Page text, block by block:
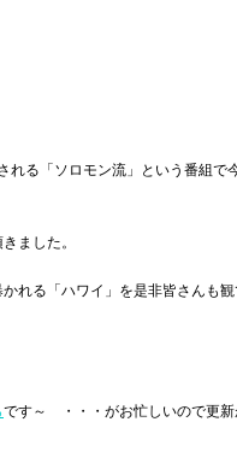
れる「ソロモン流」という番組で
ました。
れる「ハワイ」を是非皆さんも観
です～ ・・・がお忙しいので更新